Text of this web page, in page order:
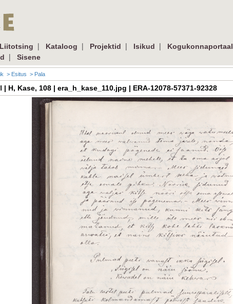
Liitotsing | Kataloog | Projektid | Isikud |
Kogukonnaportaal
| Sisene
> Esitus > Pala
H, Kase, 108 | era_h_kase_110.jpg | ERA-12078-57371-92328